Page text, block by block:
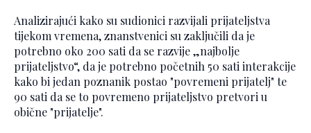
Analizirajući kako su sudionici razvijali prijateljstva
tijekom vremena, znanstvenici su zaključili da je
potrebno oko 200 sati da se razvije „najbolje
prijateljstvo“, da je potrebno početnih 50 sati interakcije
kako bi jedan poznanik postao "povremeni prijatelj" te
90 sati da se to povremeno prijateljstvo pretvori u
obične "prijatelje".